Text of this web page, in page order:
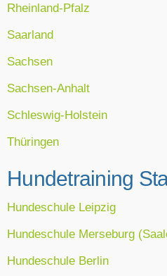
Rheinland-Pfalz
Saarland
Sachsen
Sachsen-Anhalt
Schleswig-Holstein
Thüringen
Hundetraining
Hundeschule Leipzig
Hundeschule Merseburg
Hundeschule Berlin